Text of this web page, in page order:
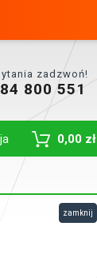
zadzwoń!
800 551
0,00 zł
zamknij